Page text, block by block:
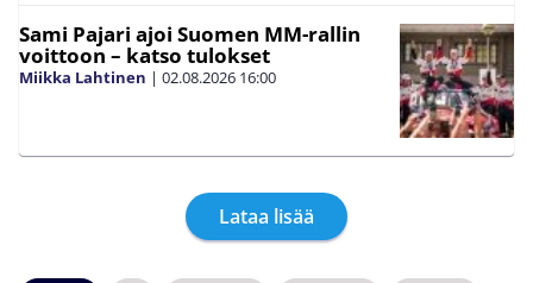
Sami Pajari ajoi Suomen MM-rallin
voittoon – katso tulokset
Miikka Lahtinen | 02.08.2026 16:00
Lataa lisää